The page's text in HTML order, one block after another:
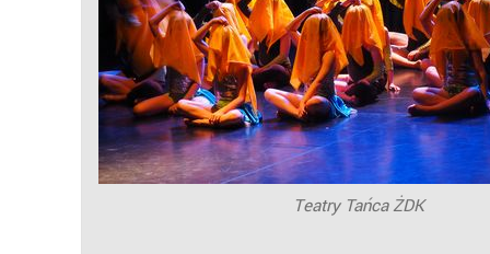
Teatry Tańca ŻDK